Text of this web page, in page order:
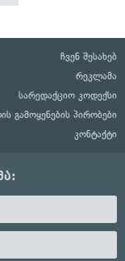
ჩვენ შესახებ
რეკლამა
სარედაქციო კოდექსი
გამოყენების პირობები
კონტაქტი